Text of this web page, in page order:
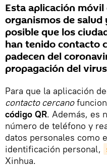
Esta aplicación
organismos de
posible que los
han tenido contacto
padecen del
propagación del
Para que la aplicación
contacto cercano
código QR. Además, es
número de teléfono y
datos personales como
identificación personal,
Xinhua.